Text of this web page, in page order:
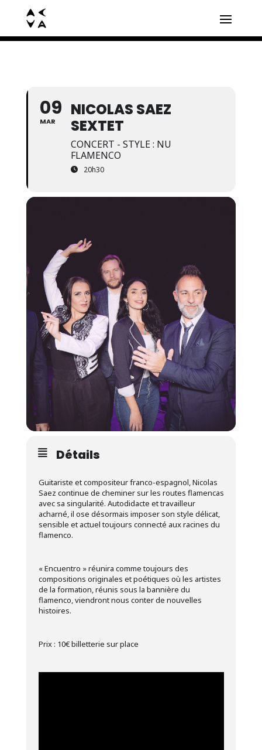
09
MAR
NICOLAS SAEZ
SEXTET
CONCERT - STYLE : NU
FLAMENCO
20h30
Détails
Guitariste et compositeur franco-espagnol, Nicolas
Saez continue de cheminer sur les routes flamencas
avec sa singularité. Autodidacte et travailleur
acharné, il ose désormais imposer son style délicat,
sensible et actuel toujours connecté aux racines du
flamenco.
« Encuentro » réunira comme toujours des
compositions originales et poétiques où les artistes
de la formation, réunis sous la bannière du
flamenco, viendront nous conter de nouvelles
histoires.
Prix : 10€ billetterie sur place